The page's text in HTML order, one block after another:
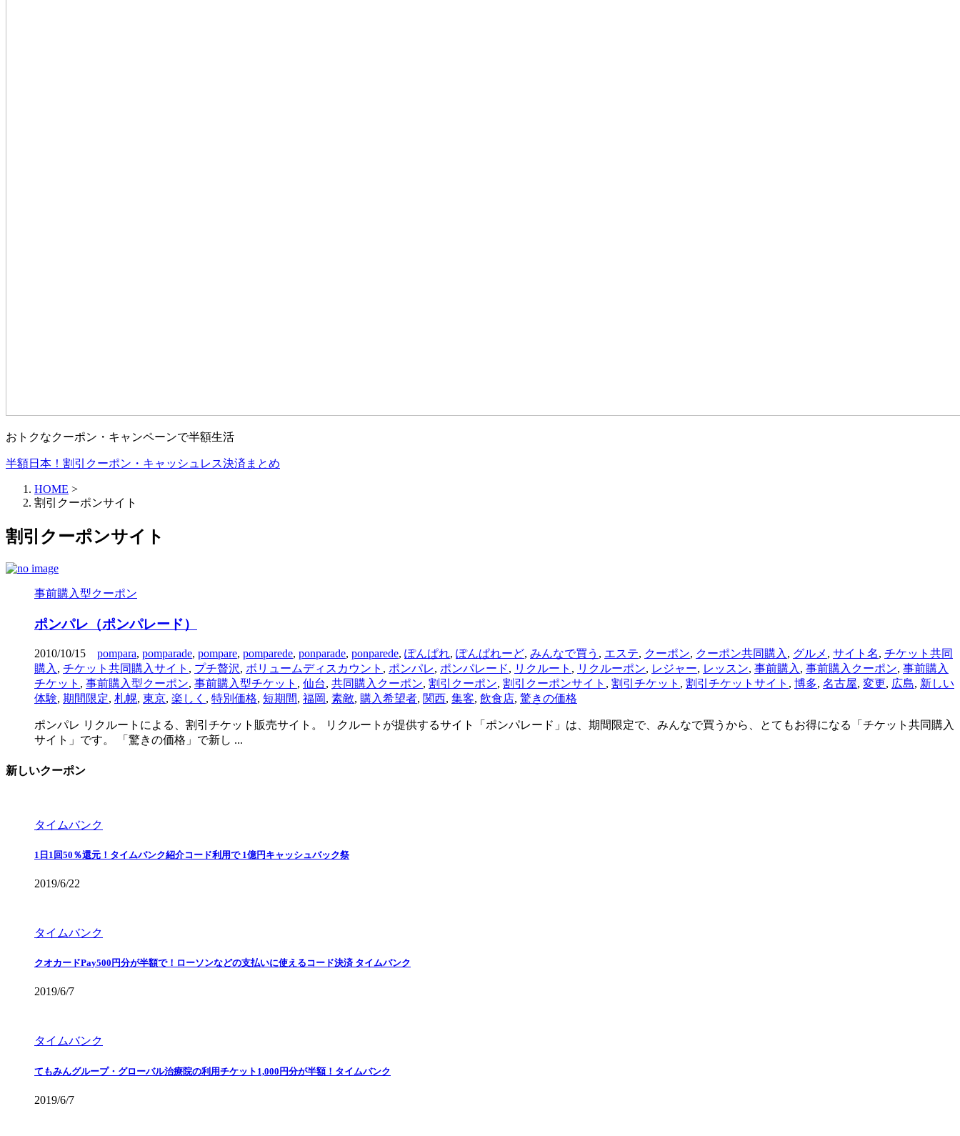
おトクなクーポン・キャンペーンで半額生活
半額日本！割引クーポン・キャッシュレス決済まとめ
HOME >
割引クーポンサイト
割引クーポンサイト
事前購入型クーポン
ポンパレ（ポンパレード）
2010/10/15 pompara, pomparade, pompare, pomparede, ponparade, ponparede, ぽんぱれ, ぽんぱれーど, みんなで買う , エステ, クーポン, クーポン共同購入 , グルメ , サイト名, チケット共同
購入 , チケット共同購入サイト , プチ贅沢, ボリュームディスカウント , ポンパレ, ポンパレード, リクルート , リクルーポン, レジャー, レッスン, 事前購入 , 事前購入クーポン, 事前購入
チケット , 事前購入型クーポン, 事前購入型チケット , 仙台, 共同購入クーポン, 割引クーポン, 割引クーポンサイト , 割引チケット , 割引チケットサイト , 博多, 名古屋, 変更, 広島, 新しい
体験, 期間限定, 札幌, 東京, 楽しく , 特別価格, 短期間, 福岡, 素敵, 購入希望者, 関西, 集客, 飲食店, 驚きの価格
ポンパレ リクルートによる、割引チケット販売サイト。 リクルートが提供するサイト「ポンパレード」は、期間限定で、みんなで買うから、とてもお得になる「チケット共同購入
サイト」です。 「驚きの価格」で新し ...
新しいクーポン
タイムバンク
1日1回50％還元！タイムバンク紹介コード利用で 1億円キャッシュバック祭
2019/6/22
タイムバンク
クオカードPay500円分が半額で！ローソンなどの支払いに使えるコード決済 タイムバンク
2019/6/7
タイムバンク
てもみんグループ・グローバル治療院の利用チケット1,000円分が半額！タイムバンク
2019/6/7